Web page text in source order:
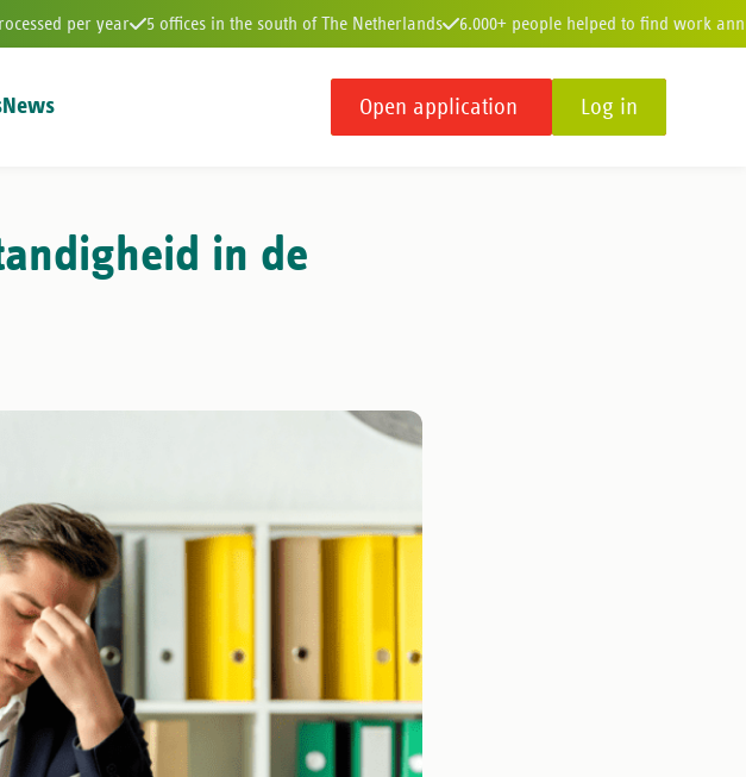
per year 5 offices in the south of The Netherlands 6.000+ people helped to find work
News Open application Log in
in de